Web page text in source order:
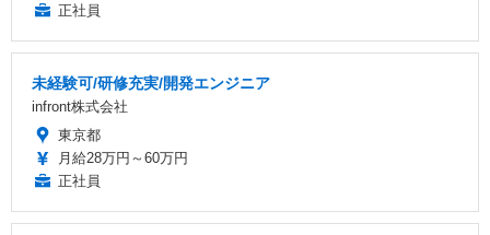
正社員
未経験可/研修充実/開発エンジニア
infront株式会社
東京都
月給28万円～60万円
正社員